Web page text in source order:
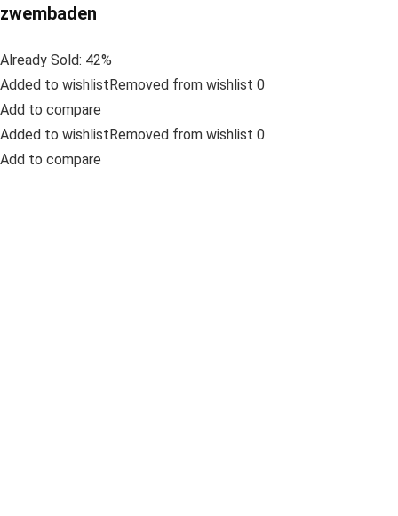
zwembaden
Already Sold: 42%
Added to wishlistRemoved from wishlist 0
Add to compare
Added to wishlistRemoved from wishlist 0
Add to compare